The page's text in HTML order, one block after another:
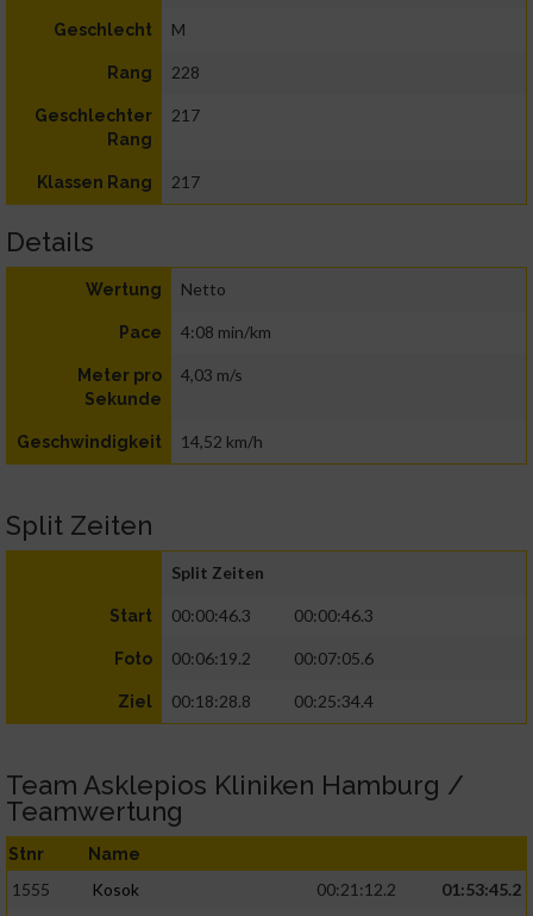
Geschlecht M
Rang 228
Geschlechter
Rang
217
Klassen Rang 217
Details
Wertung Netto
Pace 4:08 min/km
Meter pro
Sekunde
4,03 m/s
Geschwindigkeit 14,52 km/h
Split Zeiten
Split Zeiten
Start 00:00:46.3 00:00:46.3
Foto 00:06:19.2 00:07:05.6
Ziel 00:18:28.8 00:25:34.4
Team Asklepios Kliniken Hamburg /
Teamwertung
Stnr Name
1555 Kosok 00:21:12.2
01:53:45.2